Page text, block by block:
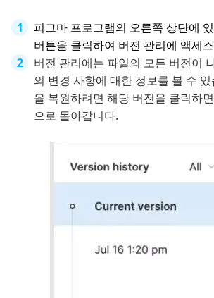
피그마 프로그램의 오른쪽 상단에
버튼을 클릭하여 버전 관리에 액세
버전 관리에는 파일의 모든 버전이
의 변경 사항에 대한 정보를 볼 수
을 복원하려면 해당 버전을 클릭하
으로 돌아갑니다.